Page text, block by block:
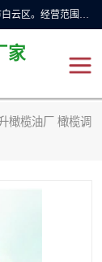
广州维圣橄榄油有限公司成立于2013年，注册地位于广州市白云区。经营范围包括饲料原料销售;畜牧渔业饲料销售;化妆品批发;贸易经纪;食品进出口等，主要产品有：橄榄果渣油，橄榄油，纯橄榄油等。
家
橄榄油厂 橄榄调